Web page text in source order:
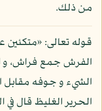
من ذلك.
قوله تعالى:
الفرش جمع فراش، و
الشيء و جوفه مقابل
الحرير الغليظ قال